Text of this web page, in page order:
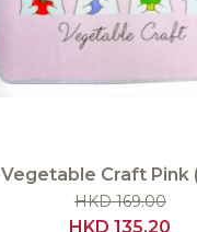
Vegetable Craft Pink
HKD 169.00
HKD 135.20